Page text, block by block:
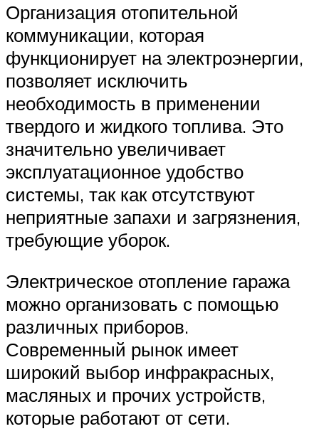
Организация отопительной
коммуникации, которая
функционирует на электроэнергии,
позволяет исключить
необходимость в применении
твердого и жидкого топлива. Это
значительно увеличивает
эксплуатационное удобство
системы, так как отсутствуют
неприятные запахи и загрязнения,
требующие уборок.
Электрическое отопление гаража
можно организовать с помощью
различных приборов.
Современный рынок имеет
широкий выбор инфракрасных,
масляных и прочих устройств,
которые работают от сети.